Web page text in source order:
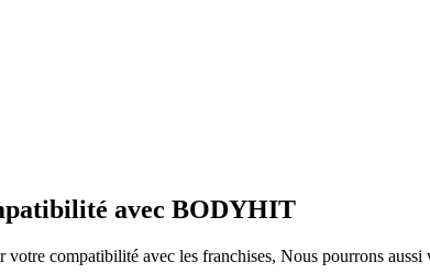
avec BODYHIT
compatibilité avec les franchises, Nous pourrons